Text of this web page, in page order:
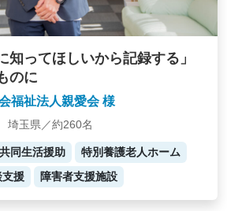
知ってほしいから記録する」
のに
福祉法人親愛会 様
埼玉県／約260名
共同生活援助
特別養護老人ホーム
支援
障害者支援施設